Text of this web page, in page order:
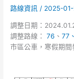
路線資訊 / 2025-01-
調整日期：
調整路線：76 、77
市區公車，寒假期間